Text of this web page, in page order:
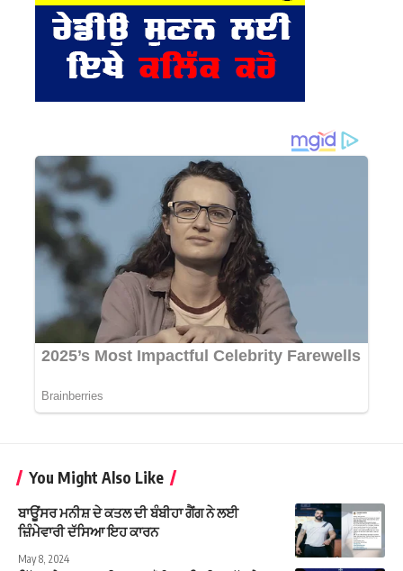
You Might Also Like
ਬਾਊਂਸਰ ਮਨੀਸ਼ ਦੇ ਕਤਲ ਦੀ ਬੰਬੀਹਾ ਗੈਂਗ ਨੇ ਲਈ
ਜ਼ਿੰਮੇਵਾਰੀ ਦੱਸਿਆ ਇਹ ਕਾਰਨ
May 8, 2024